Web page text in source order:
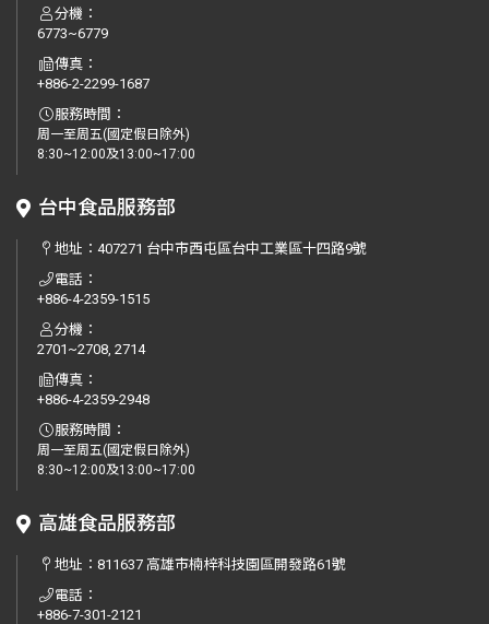
分機：
6773~6779
傳真：
+886-2-2299-1687
服務時間：
周一至周五(國定假日除外)
8:30~12:00及13:00~17:00
台中食品服務部
地址：407271 台中市西屯區台中工業區十四路9號
電話：
+886-4-2359-1515
分機：
2701~2708, 2714
傳真：
+886-4-2359-2948
服務時間：
周一至周五(國定假日除外)
8:30~12:00及13:00~17:00
高雄食品服務部
地址：811637 高雄市楠梓科技園區開發路61號
電話：
+886-7-301-2121